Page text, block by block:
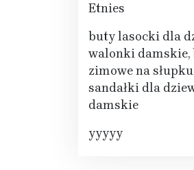
Etnies
buty lasocki dla
walonki damskie,
zimowe na
sandałki dla
damskie
yyyyy